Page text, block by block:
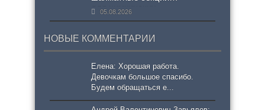
для химкинских
школьников
05.08.2026
НОВЫЕ КОММЕНТАРИИ
Елена: Хорошая работа.
Девочкам большое спасибо.
Будем обращаться е...